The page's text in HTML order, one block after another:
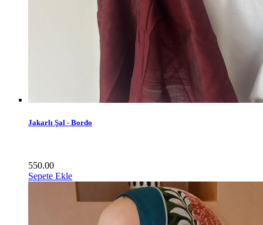
Jakarlı Şal - Bordo
550.00
Sepete Ekle